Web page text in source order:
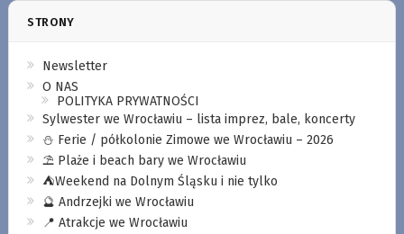
STRONY
Newsletter
O NAS
POLITYKA PRYWATNOŚCI
Sylwester we Wrocławiu – lista imprez, bale, koncerty
⛄️ Ferie / półkolonie Zimowe we Wrocławiu – 2026
⛱️ Plaże i beach bary we Wrocławiu
⛺️Weekend na Dolnym Śląsku i nie tylko
🔮 Andrzejki we Wrocławiu
📍 Atrakcje we Wrocławiu